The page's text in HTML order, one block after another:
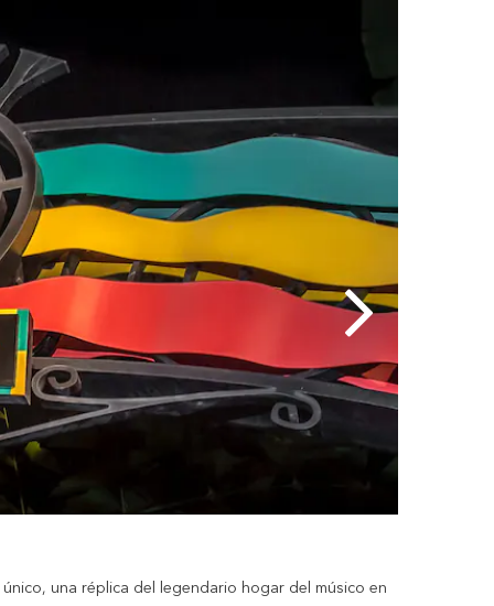
una réplica del legendario hogar del músico en